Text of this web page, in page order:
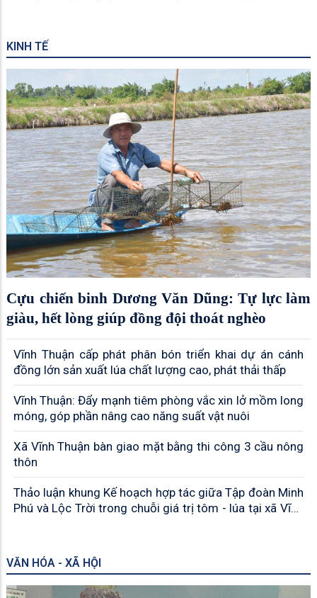
KINH TẾ
Cựu chiến binh Dương Văn Dũng: Tự lực làm
giàu, hết lòng giúp đồng đội thoát nghèo
Vĩnh Thuận cấp phát phân bón triển khai dự án cánh
đồng lớn sản xuất lúa chất lượng cao, phát thải thấp
Vĩnh Thuận: Đẩy mạnh tiêm phòng vắc xin lở mồm long
móng, góp phần nâng cao năng suất vật nuôi
Xã Vĩnh Thuận bàn giao mặt bằng thi công 3 cầu nông
thôn
Thảo luận khung Kế hoạch hợp tác giữa Tập đoàn Minh
Phú và Lộc Trời trong chuỗi giá trị tôm - lúa tại xã Vĩnh
VĂN HÓA - XÃ HỘI